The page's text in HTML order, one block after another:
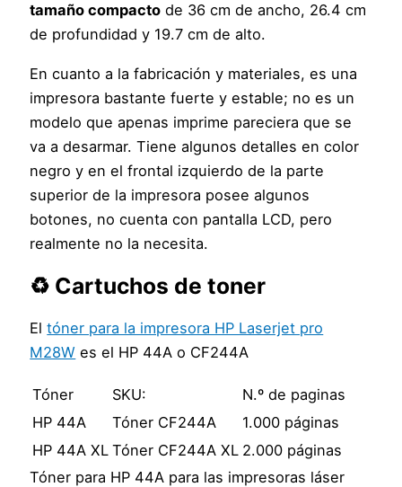
tamaño compacto de 36 cm de ancho, 26.4 cm
de profundidad y 19.7 cm de alto.
En cuanto a la fabricación y materiales, es una
impresora bastante fuerte y estable; no es un
modelo que apenas imprime pareciera que se
va a desarmar. Tiene algunos detalles en color
negro y en el frontal izquierdo de la parte
superior de la impresora posee algunos
botones, no cuenta con pantalla LCD, pero
realmente no la necesita.
♻️ Cartuchos de toner
Eltóner para la impresora HP Laserjet pro
M28W es el HP 44A o CF244A
Tóner SKU:
N.º de paginas
HP 44A
Tóner CF244A
1.000 páginas
HP 44A XL Tóner CF244A XL 2.000 páginas
Tóner para HP 44A para las impresoras láser